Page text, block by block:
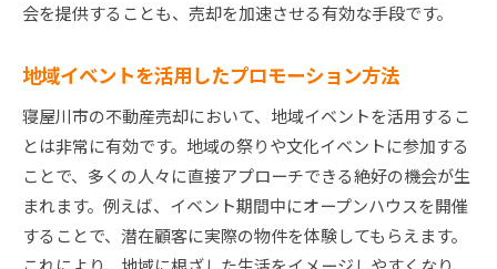
会を提供することも、売却を加速させる有効な手段です。
地域イベントを活用したプロモーション方法
寝屋川市の不動産売却において、地域イベントを活用するこ
とは非常に有効です。地域の祭りや文化イベントに参加する
ことで、多くの人々に直接アプローチできる絶好の機会が生
まれます。例えば、イベント期間中にオープンハウスを開催
することで、潜在顧客に実際の物件を体験してもらえます。